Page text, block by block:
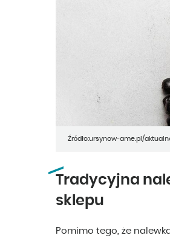
Źródło:ursynow-ame.pl/
Tradycyjna
sklepu
Pomimo tego, że